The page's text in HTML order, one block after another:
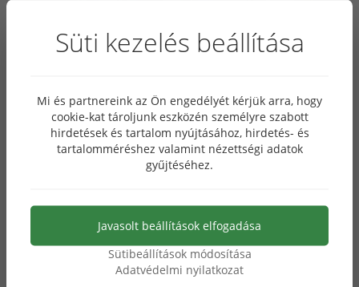
Süti kezelés beállítása
Mi és partnereink az Ön engedélyét kérjük arra, hogy
cookie-kat tároljunk eszközén személyre szabott
hirdetések és tartalom nyújtásához, hirdetés- és
tartalomméréshez valamint nézettségi adatok
gyűjtéséhez.
Javasolt beállítások elfogadása
Sütibeállítások módosítása
Adatvédelmi nyilatkozat